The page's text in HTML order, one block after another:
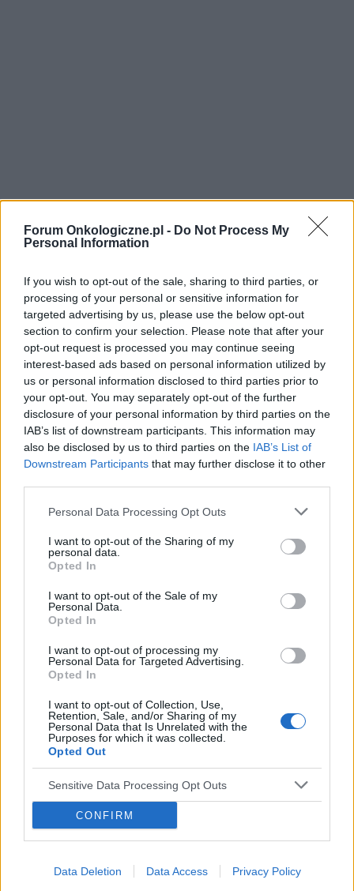
Forum Onkologiczne.pl - Do Not Process My
Personal Information
If you wish to opt-out of the sale, sharing to third parties, or
processing of your personal or sensitive information for
targeted advertising by us, please use the below opt-out
section to confirm your selection. Please note that after your
opt-out request is processed you may continue seeing
interest-based ads based on personal information utilized by
us or personal information disclosed to third parties prior to
your opt-out. You may separately opt-out of the further
disclosure of your personal information by third parties on the
IAB’s list of downstream participants. This information may
also be disclosed by us to third parties on the IAB’s List of
Downstream Participants that may further disclose it to other
Personal Data Processing Opt Outs
I want to opt-out of the Sharing of my
personal data.
Opted In
I want to opt-out of the Sale of my
Personal Data.
Opted In
I want to opt-out of processing my
Personal Data for Targeted Advertising.
Opted In
I want to opt-out of Collection, Use,
Retention, Sale, and/or Sharing of my
Personal Data that Is Unrelated with the
Purposes for which it was collected.
Opted Out
Sensitive Data Processing Opt Outs
CONFIRM
Data Deletion Data Access Privacy Policy
POLECAMY TREŚCI Z KATEGORII INNE TEMATY
Szpik kostny – jak pracuje „fabryka” krwinek?
Reklama: